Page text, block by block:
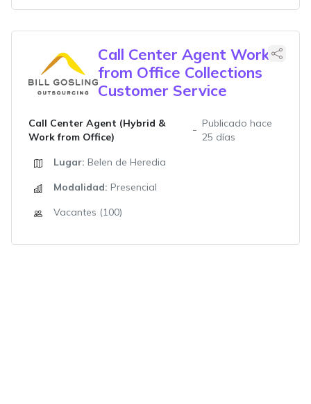
Call Center Agent Work
from Office Collections
Customer Service
Call Center Agent (Hybrid &
Work from Office)
Publicado hace
25 días
Lugar: Belen de Heredia
Modalidad: Presencial
Vacantes (100)